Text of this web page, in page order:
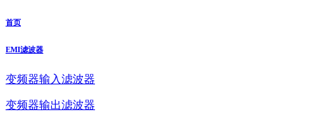
首页
EMI滤波器
变频器输入滤波器
变频器输出滤波器